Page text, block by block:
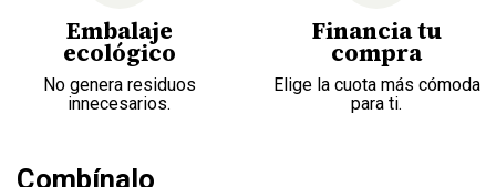
Embalaje
ecológico
No genera residuos
innecesarios.
Financia tu
compra
Elige la cuota más cómoda
para ti.
Combínalo